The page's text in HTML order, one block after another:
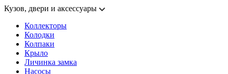
Кузов, двери и аксессуары
Коллекторы
Колодки
Колпаки
Крыло
Личинка замка
Насосы